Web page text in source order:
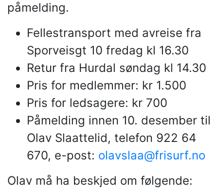
påmelding.
Fellestransport med avreise fra
Sporveisgt 10 fredag kl 16.30
Retur fra Hurdal søndag kl 14.30
Pris for medlemmer: kr 1.500
Pris for ledsagere: kr 700
Påmelding innen 10. desember til
Olav Slaattelid, telefon 922 64
670, e-post: olavslaa@frisurf.no
Olav må ha beskjed om følgende: